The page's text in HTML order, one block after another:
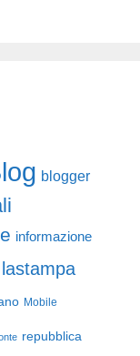
blogger
informazione
lastampa
Mobile
repubblica